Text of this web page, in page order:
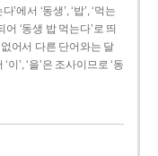
에서 ‘동생’, ‘밥’, ‘먹는
‘동생 밥 먹는다’로 띄
어서 다른 단어와는 달
’, ‘을’은 조사이므로 ‘동